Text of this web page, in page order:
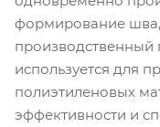
формирование шва,
производственный
используется для
полиэтиленовых
эффективности и